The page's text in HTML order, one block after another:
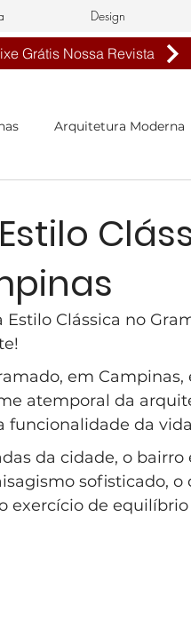
Design
Grátis Nossa Revista
Arquitetura Moderna
Condomínio
Estilo Clássica no
em Campinas,
atemporal da
funcionalidade da
da cidade, o
sofisticado, o
de equilíbrio